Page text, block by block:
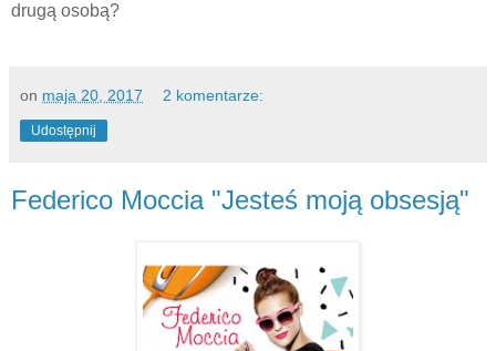
drugą osobą?
on maja 20, 2017 2 komentarze:
Udostępnij
Federico Moccia "Jesteś moją obsesją"